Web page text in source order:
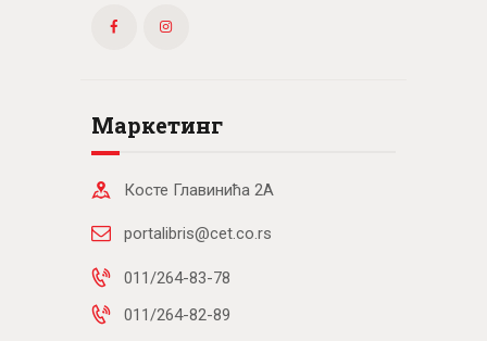
Маркетинг
Косте Главинића 2А
portalibris@cet.co.rs
011/264-83-78
011/264-82-89